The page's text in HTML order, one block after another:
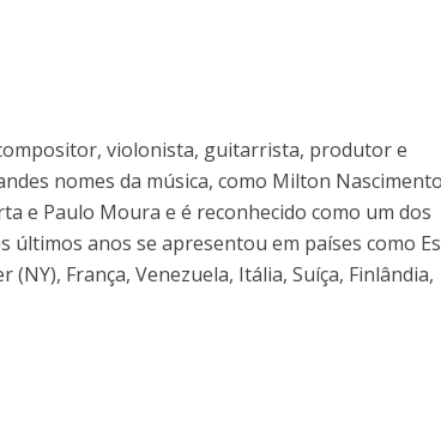
violonista, guitarrista, produtor e
nomes da música, como Milton
e Paulo Moura e é reconhecido como um dos
anos se apresentou em países como
França, Venezuela, Itália, Suíça, Finlândia,